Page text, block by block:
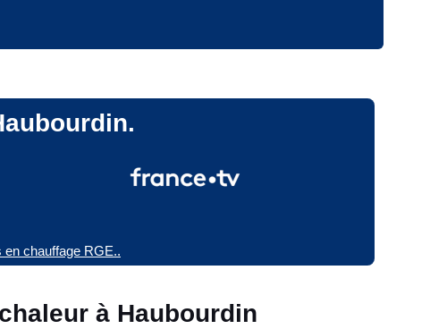
en chauffage RGE..
à Haubourdin